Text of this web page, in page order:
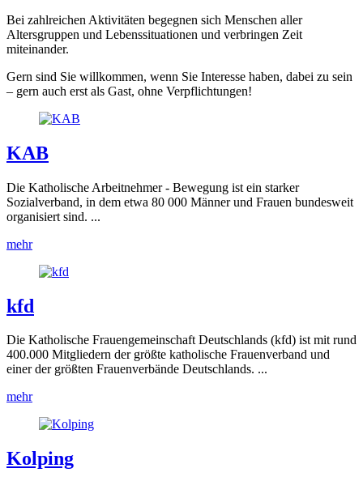
Bei zahlreichen Aktivitäten begegnen sich Menschen aller
Altersgruppen und Lebenssituationen und verbringen Zeit
miteinander.
Gern sind Sie willkommen, wenn Sie Interesse haben, dabei zu sein
– gern auch erst als Gast, ohne Verpflichtungen!
KAB
Die Katholische Arbeitnehmer - Bewegung ist ein starker
Sozialverband, in dem etwa 80 000 Männer und Frauen bundesweit
organisiert sind. ...
mehr
kfd
Die Katholische Frauengemeinschaft Deutschlands (kfd) ist mit rund
400.000 Mitgliedern der größte katholische Frauenverband und
einer der größten Frauenverbände Deutschlands. ...
mehr
Kolping